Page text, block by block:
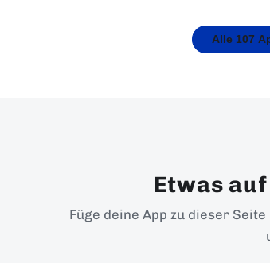
Alle 107
Etwas
Füge deine App zu dieser